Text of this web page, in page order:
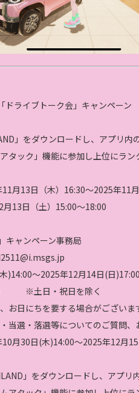
ドライブトーク会」キャンペーン
」をダウンロードし、アプリ内
タック」機能に参加し上位にラ
月13日（木）16:30〜2025年11
13日（土）15:00〜18:00
キャンペーン事務局
)14:00～2025年12月14日(日)17:00
※土日・祝日を除く
お日にちを要する場合がございま
当選・落選等についてのご質問、
月30日(木)14:00～2025年12月
」をダウンロードし、アプリ